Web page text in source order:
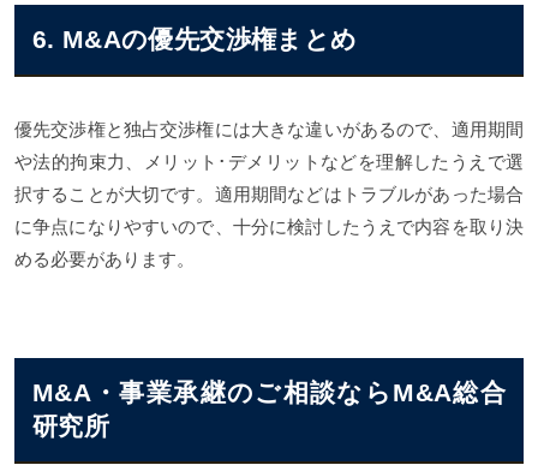
6. M&Aの優先交渉権まとめ
優先交渉権と独占交渉権には大きな違いがあるので、適用期間
や法的拘束力、メリット･デメリットなどを理解したうえで選
択することが大切です。適用期間などはトラブルがあった場合
に争点になりやすいので、十分に検討したうえで内容を取り決
める必要があります。
M&A・事業承継のご相談ならM&A総合
研究所